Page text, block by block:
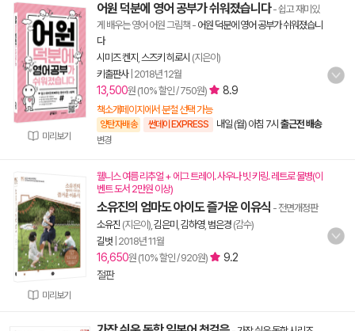
미리보기
어원 덕분에 영어 공부가 쉬워졌습니다- 쉽고 재미있
게 배우는 영어 어원 그림책 - 어원 덕분에 영어 공부가 쉬워졌습니
다
시미즈 켄지 스즈키 히로시 (지은이)
키출판사| 2018년 12월
13,500원 (10% 할인 / 750원) 8.9
책소개페이지에서 분철 선택 가능
양탄자배송 썬데이 EXPRESS 내일 (월) 아침 7시 출근전 배송
변경
미리보기
웰니스 여름 리추얼 + 에그 트레이. 사우나 빗 키링. 레트로 물병(이
벤트 도서 2만원 이상)
소유진의 엄마도 아이도 즐거운 이유식 - 전면개정판
소유진 (지은이), 김은미 김하영, 범은경 (감수)
길벗 2018년 11월
16,650원 (10% 할인 / 920원)
9.2
절판